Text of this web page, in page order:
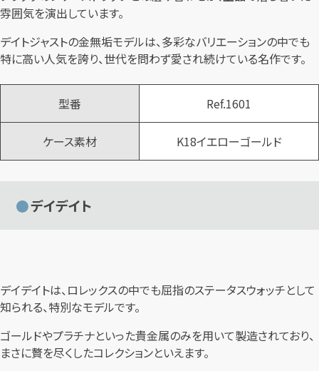
雰囲気を演出しています。
デイトジャストの金無垢モデルは、多彩なバリエーションの中でも
特に高い人気を誇り、世代を問わず愛され続けている名作です。
型番 Ref.1601
ケース素材 K18イエローゴールド
デイデイト
デイデイトは、ロレックスの中でも屈指のステータスウォッチとして
知られる、特別なモデルです。
ゴールドやプラチナといった貴金属のみを用いて製造されており、
まさに贅を尽くしたコレクションといえます。